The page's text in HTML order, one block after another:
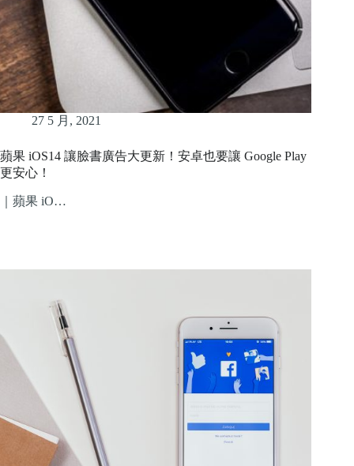
27 5 月, 2021
蘋果 iOS14 讓臉書廣告大更新！安卓也要讓 Google Play
更安心！
｜蘋果 iO…